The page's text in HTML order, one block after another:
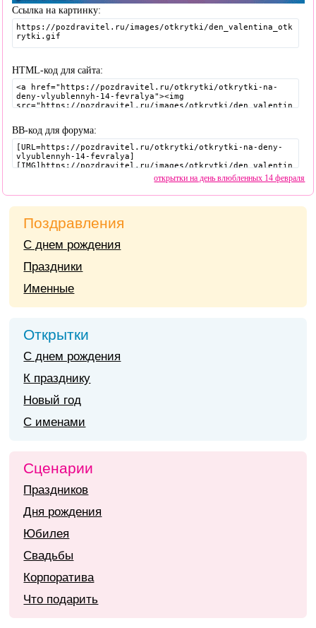
Ссылка на картинку:
HTML-код для сайта:
BB-код для форума:
открытки на день влюбленных 14 февраля
Поздравления
С днем рождения
Праздники
Именные
Открытки
С днем рождения
К празднику
Новый год
С именами
Сценарии
Праздников
Дня рождения
Юбилея
Свадьбы
Корпоратива
Что подарить